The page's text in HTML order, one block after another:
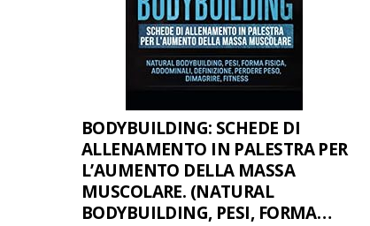
BODYBUILDING: SCHEDE DI
ALLENAMENTO IN PALESTRA PER
L’AUMENTO DELLA MASSA
MUSCOLARE. (NATURAL
BODYBUILDING, PESI, FORMA…